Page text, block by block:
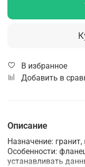
В избранное
Добавить в
Описание
Назначение:
Особенности:
устанавливать